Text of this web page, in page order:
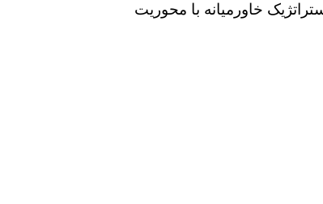
خاورمیانه با محوریت